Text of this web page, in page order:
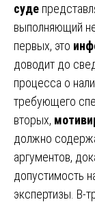
суде
выполняющий
первых, это
доводит до
процесса о
требующего
вторых,
должно
аргументов,
допустимость
экспертизы. В-